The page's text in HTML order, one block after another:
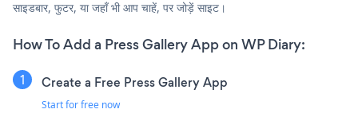
साइडबार, फुटर, या जहाँ भी आप चाहें, पर जोड़ें साइट।
How To Add a Press Gallery App on WP Diary:
Create a Free Press Gallery App
Start for free now